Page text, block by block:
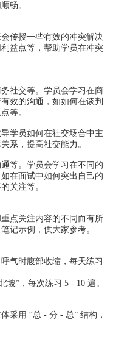
畅。
传授一些有效的冲突解决
益点等，帮助学员在冲突
社交等。学员会学习在商
效的沟通，如如何在谈判
等。
学员如何在社交场合中主
系，提高社交能力。
等。学员会学习在不同的
在面试中如何突出自己的
关注等。
点关注内容的不同而有所
记示例，供大家参考。
气时腹部收缩，每天练习
坡”，每次练习 5 - 10 遍。
采用 “总 - 分 - 总” 结构，